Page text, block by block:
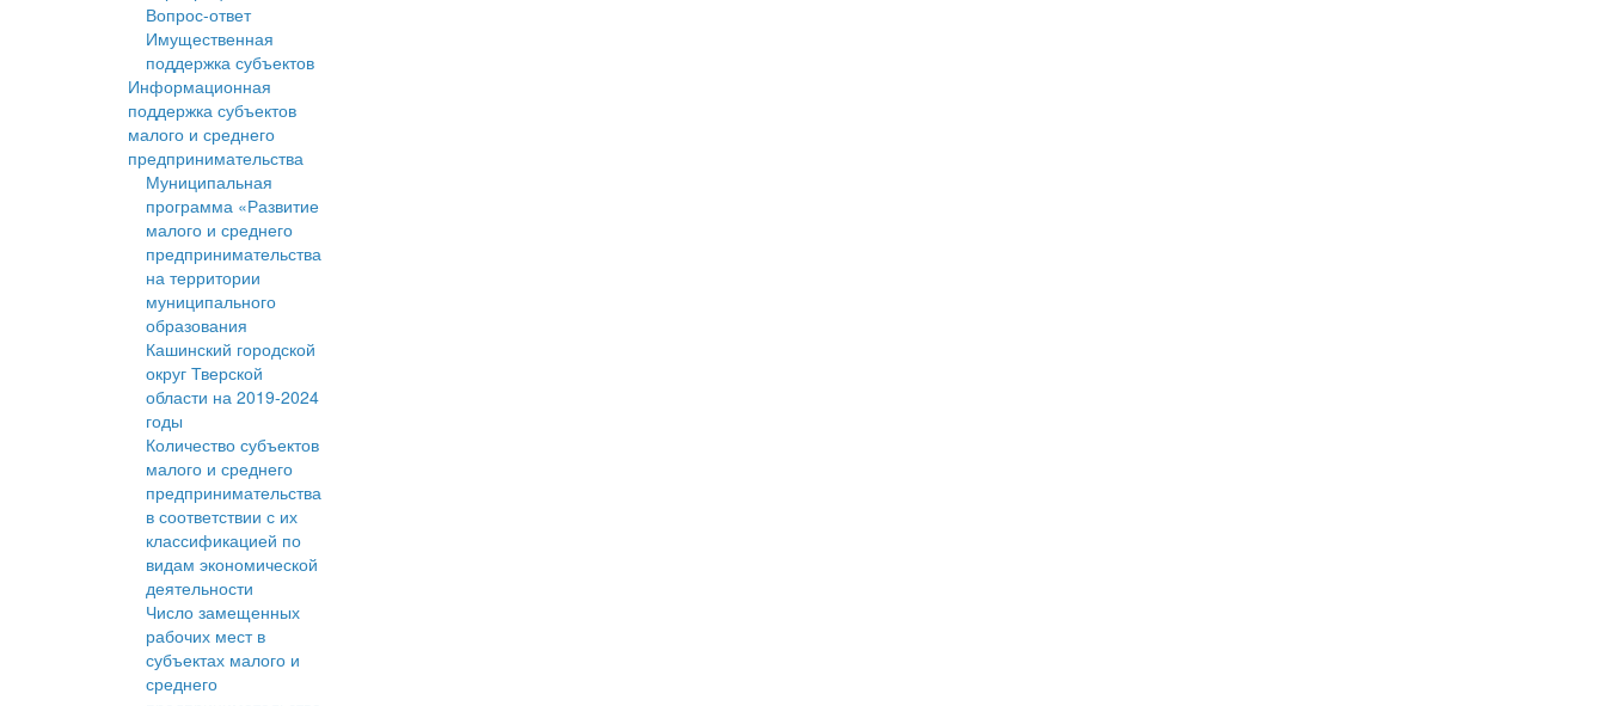
Вопрос-ответ
Имущественная
поддержка субъектов
Информационная
поддержка субъектов
малого и среднего
предпринимательства
Муниципальная
программа «Развитие
малого и среднего
предпринимательства
на территории
муниципального
образования
Кашинский городской
округ Тверской
области на 2019-2024
годы
Количество субъектов
малого и среднего
предпринимательства
в соответствии с их
классификацией по
видам экономической
деятельности
Число замещенных
рабочих мест в
субъектах малого и
среднего